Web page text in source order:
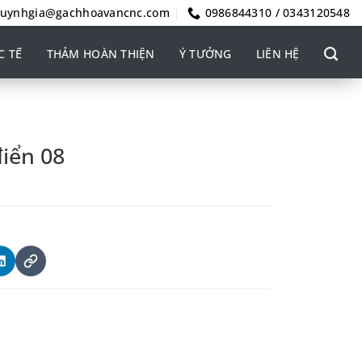
0986844310 / 0343120548
TẾ THẢM HOÀN THIỆN Ý TƯỞNG LIÊN HỆ
08